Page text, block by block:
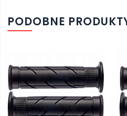
PODOBNE